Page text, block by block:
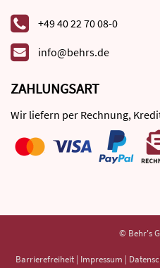
+49 40 22 70 08-0
info@behrs.de
ZAHLUNGSART
Wir liefern per Rechnung,
© Behr's
Barrierefreiheit | Impressum |